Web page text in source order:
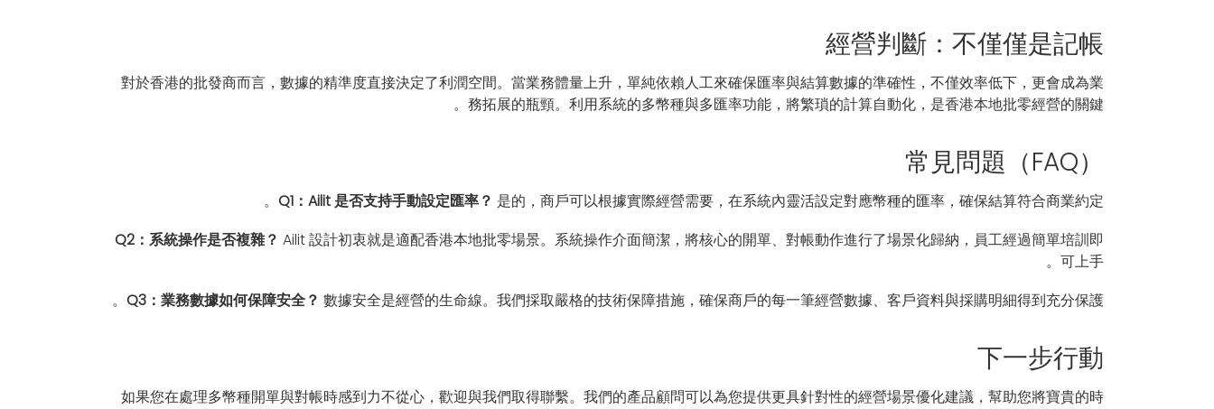
經營判斷：不僅僅是記帳
對於香港的批發商而言，數據的精準度直接決定了利潤空間。當業務體量上升，單純依賴人工來確保匯率與結算數據的準確性，不僅效率低下，更會成為業
務拓展的瓶頸。利用系統的多幣種與多匯率功能，將繁瑣的計算自動化，是香港本地批零經營的關鍵。
常見問題（FAQ）
Q1：Ailit 是否支持手動設定匯率？ 是的，商戶可以根據實際經營需要，在系統內靈活設定對應幣種的匯率，確保結算符合商業約定。
Q2：系統操作是否複雜？ Ailit 設計初衷就是適配香港本地批零場景。系統操作介面簡潔，將核心的開單、對帳動作進行了場景化歸納，員工經過簡單培訓即
可上手。
Q3：業務數據如何保障安全？ 數據安全是經營的生命線。我們採取嚴格的技術保障措施，確保商戶的每一筆經營數據、客戶資料與採購明細得到充分保護。
下一步行動
如果您在處理多幣種開單與對帳時感到力不從心，歡迎與我們取得聯繫。我們的產品顧問可以為您提供更具針對性的經營場景優化建議，幫助您將寶貴的時